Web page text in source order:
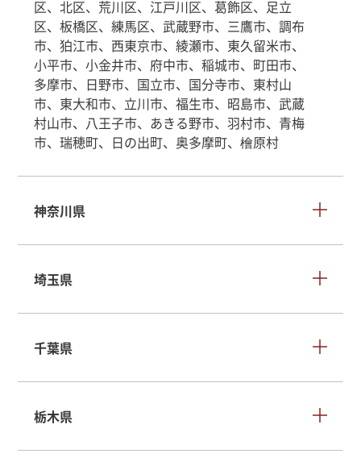
区、北区、荒川区、江戸川区、葛飾区、足立
区、板橋区、練馬区、武蔵野市、三鷹市、調布
市、狛江市、西東京市、綾瀬市、東久留米市、
小平市、小金井市、府中市、稲城市、町田市、
多摩市、日野市、国立市、国分寺市、東村山
市、東大和市、立川市、福生市、昭島市、武蔵
村山市、八王子市、あきる野市、羽村市、青梅
市、瑞穂町、日の出町、奥多摩町、檜原村
神奈川県
埼玉県
千葉県
栃木県